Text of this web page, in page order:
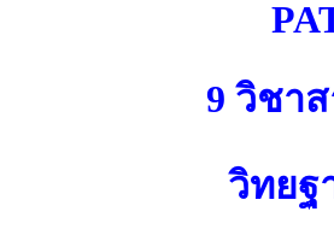
9 วิชา
วิทยฐ